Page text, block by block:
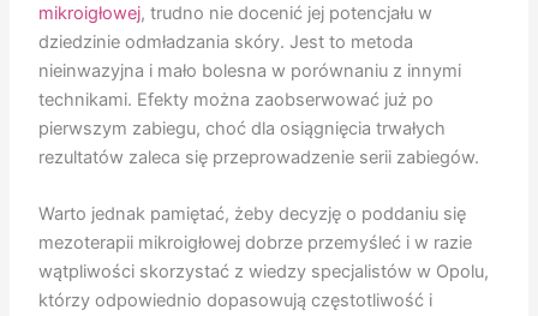
mikroigłowej, trudno nie docenić jej potencjału w
dziedzinie odmładzania skóry. Jest to metoda
nieinwazyjna i mało bolesna w porównaniu z innymi
technikami. Efekty można zaobserwować już po
pierwszym zabiegu, choć dla osiągnięcia trwałych
rezultatów zaleca się przeprowadzenie serii zabiegów.
Warto jednak pamiętać, żeby decyzję o poddaniu się
mezoterapii mikroigłowej dobrze przemyśleć i w razie
wątpliwości skorzystać z wiedzy specjalistów w Opolu,
którzy odpowiednio dopasowują częstotliwość i